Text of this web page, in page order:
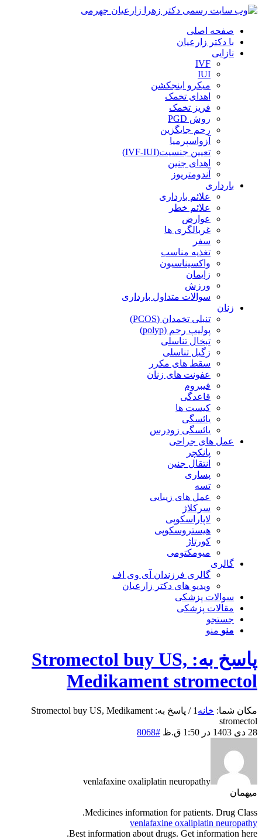
صفحه اصلی
با دکتر زارعیان
نازایی
IVF
IUI
میکرو اینجکشن
اهدای تخمک
فریز تخمک
روش PGD
رحم جایگزین
آزواسپرمیا
تعیین جنسیت(IVF-IUI)
اهدای جنین
آندومتریوز
بارداری
علائم بارداری
علائم خطر
عوارض
غربالگری ها
سفر
تغذیه مناسب
واکسیناسیون
زایمان
ورزش
سوالات متداول بارداری
زنان
تنبلی تخمدان (PCOS)
پولیپ رحم (polyp)
تبخال تناسلی
زگیل تناسلی
سقط های مکرر
عفونت های زنان
فیبروم
قاعدگی
کیست ها
یائسگی
یائسگی زودرس
عمل های جراحی
پانکچر
انتقال جنین
پساری
تسه
عمل های زیبایی
سرکلاژ
لاپاراسکوپی
هیستروسکوپی
کورتاژ
میومکتومی
گالری
گالری فرزندان آی وی اف
ویدیو های دکتر زارعیان
سوالات پزشکی
مقالات پزشکی
جستجو
منو منو
پاسخ به: Stromectol buy US,
Medikament stromectol
مکان شما: خانه 1
/
پاسخ به: Stromectol buy US, Medikament
stromectol
28 دی 1403 در 1:50 ق.ظ
#8068
venlafaxine oxaliplatin neuropathy
میهمان
Medicines information for patients. Drug Class.
venlafaxine oxaliplatin neuropathy
Best information about drugs. Get information here.